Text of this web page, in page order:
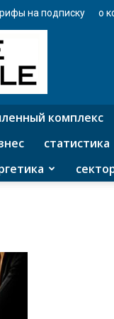
на подписку о
комплекс
статистика